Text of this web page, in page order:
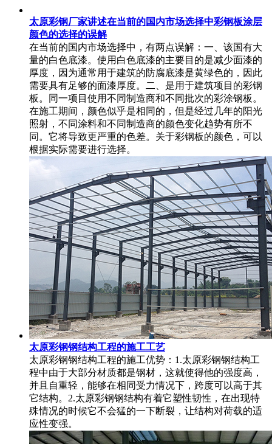
太原彩钢厂家讲述在当前的国内市场选择中彩钢板涂层
颜色的选择的误解
在当前的国内市场选择中，有两点误解：一、该国有大
量的白色底漆。使用白色底漆的主要目的是减少面漆的
厚度，因为通常用于建筑的防腐底漆是黄绿色的，因此
需要具有足够的面漆厚度。二、是用于建筑项目的彩钢
板。同一项目使用不同制造商和不同批次的彩涂钢板。
在施工期间，颜色似乎是相同的，但是经过几年的阳光
照射，不同涂料和不同制造商的颜色变化趋势有所不
同。它将导致更严重的色差。关于彩钢板的颜色，可以
根据实际需要进行选择。
太原彩钢钢结构工程的施工工艺
太原彩钢钢结构工程的施工优势：1.太原彩钢钢结构工
程中由于大部分材质都是钢材，这就使得他的强度高，
并且自重轻，能够在相同受力情况下，跨度可以高于其
它结构。2.太原彩钢钢结构有着它塑性韧性，在出现特
殊情况的时候它不会猛的一下断裂，让结构对荷载的适
应性变强。